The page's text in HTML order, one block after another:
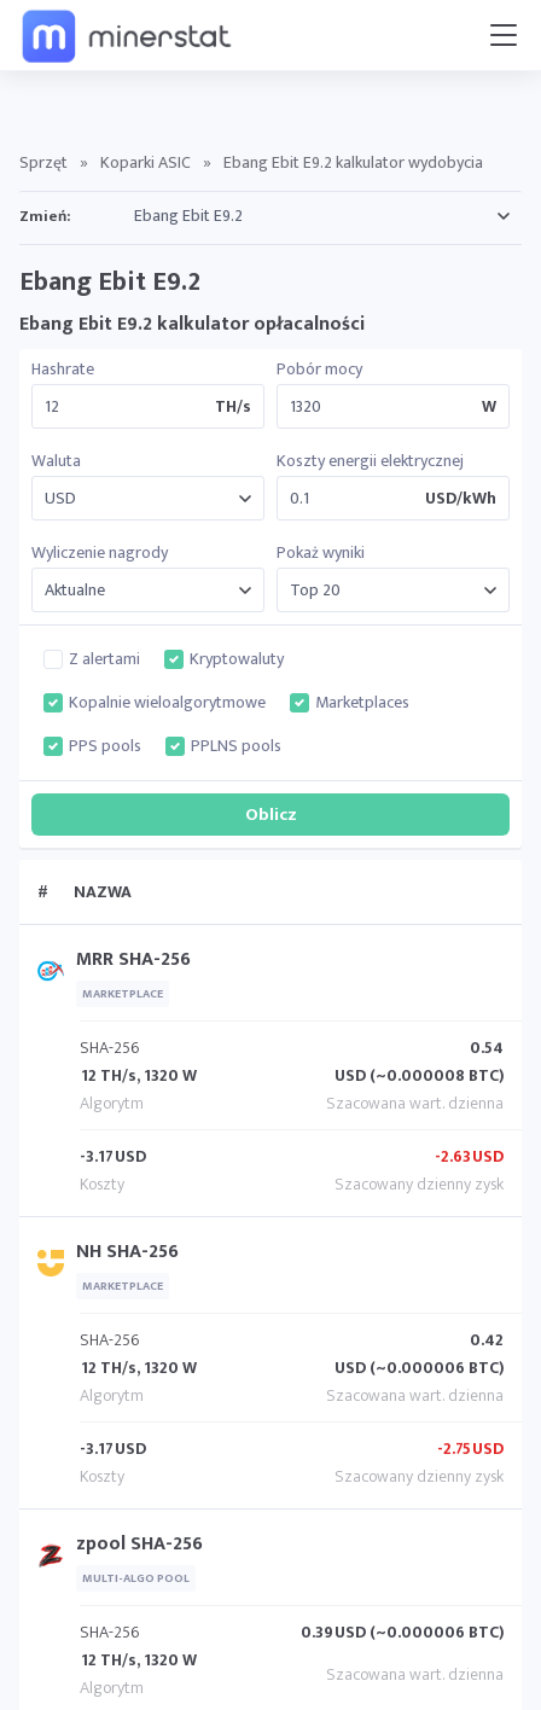
Sprzęt » Koparki ASIC » Ebang Ebit E9.2 kalkulator wydobycia
Zmień:
Ebang Ebit E9.2
Ebang Ebit E9.2 kalkulator opłacalności
Hashrate
TH/s
Pobór mocy
W
Waluta
Koszty energii elektrycznej
USD/kWh
Wyliczenie nagrody
Pokaż wyniki
Z alertami
Kryptowaluty
Kopalnie wieloalgorytmowe
Marketplaces
PPS pools
PPLNS pools
# NAZWA
MRR SHA-256
MARKETPLACE
SHA-256
12 TH/s, 1320 W
0.54
USD (~0.000008 BTC)
-3.17USD -2.63USD
NH SHA-256
MARKETPLACE
SHA-256
12 TH/s, 1320 W
0.42
USD (~0.000006 BTC)
-3.17USD -2.75USD
zpool SHA-256
MULTI-ALGO POOL
SHA-256
12 TH/s, 1320 W
0.39USD (~0.000006 BTC)